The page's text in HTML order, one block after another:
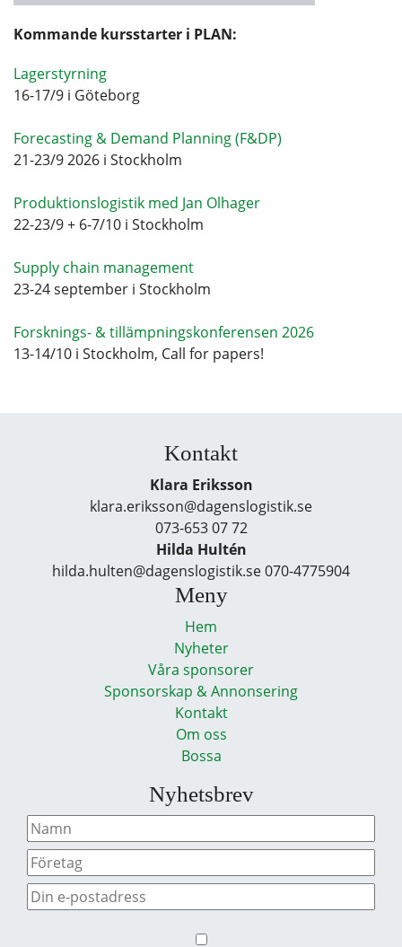
Kommande kursstarter i PLAN:
Lagerstyrning
16-17/9 i Göteborg
Forecasting & Demand Planning (F&DP)
21-23/9 2026 i Stockholm
Produktionslogistik med Jan Olhager
22-23/9 + 6-7/10 i Stockholm
Supply chain management
23-24 september i Stockholm
Forsknings- & tillämpningskonferensen 2026
13-14/10 i Stockholm, Call for papers!
Kontakt
Klara Eriksson
klara.eriksson@dagenslogistik.se
073-653 07 72
Hilda Hultén
hilda.hulten@dagenslogistik.se 070-4775904
Meny
Hem
Nyheter
Våra sponsorer
Sponsorskap & Annonsering
Kontakt
Om oss
Bossa
Nyhetsbrev